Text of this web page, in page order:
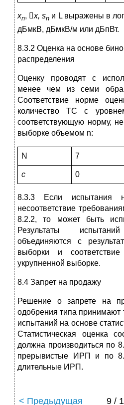
xn, х, sn и L выражены в
дБмкВ, дБмкВ/м или дБпВт.
8.3.2 Оценка на основе
распределения
Оценку проводят с
менее чем из семи
Соответствие норме
количество ТС с
соответствующую норму,
выборке объемом n:
N 7
c 0
8.3.3 Если испытания
несоответствие
8.2.2, то может быть
Результаты
объединяются с
выборки и
укрупненной выборке.
8.4 Запрет на продажу
Решение о запрете на
одобрения типа принимают
испытаний на основе
Статистическая оценка
должна производиться по
прерывистые ИРП и по
длительные ИРП.
< Предыдущая 9 /